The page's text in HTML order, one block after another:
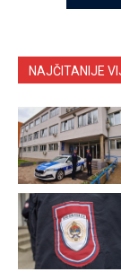
NAJČITANIJE